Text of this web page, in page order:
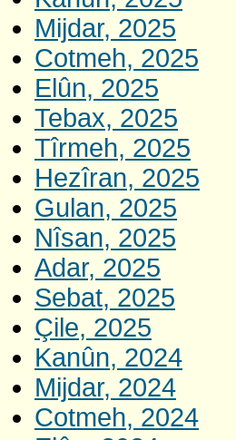
Mijdar, 2025
Cotmeh, 2025
Elûn, 2025
Tebax, 2025
Tîrmeh, 2025
Hezîran, 2025
Gulan, 2025
Nîsan, 2025
Adar, 2025
Sebat, 2025
Çile, 2025
Kanûn, 2024
Mijdar, 2024
Cotmeh, 2024